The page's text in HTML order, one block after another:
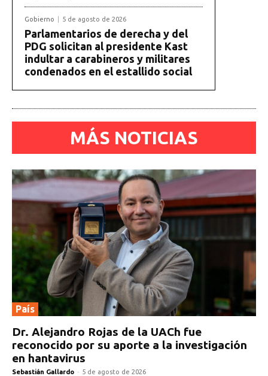
Gobierno 5 de agosto de 2026
Parlamentarios de derecha y del
PDG solicitan al presidente Kast
indultar a carabineros y militares
condenados en el estallido social
MÁS NOTICIAS
País
Dr. Alejandro Rojas de la UACh fue
reconocido por su aporte a la investigación
en hantavirus
Sebastián Gallardo - 5 de agosto de 2026